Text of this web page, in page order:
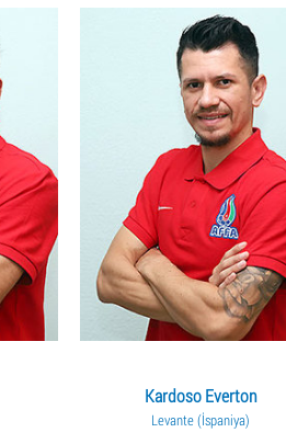
Kardoso Everton
Levante (İspaniya)